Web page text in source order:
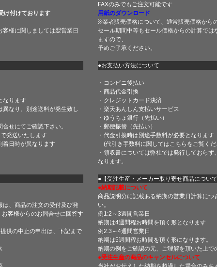
付けております
様に関しましては翌営業日
FAXのみでもご注文可能です
用紙のダウンロード
※業者販売価格について、通常販売価格から
セール期間中等もセール価格からの計算で
ますので、
予めご了承ください。
●お支払い方法について
なります
なり、別途送料が発生致し
せにてご確認下さい。
発送いたします
着日時が異なります
・コンビニ後払い
・商品代金引換
・クレジットカード決済
・楽天あんしん支払いサービス
・ゆうちょ銀行（先払い）
・郵便振替（先払い）
・代金引換時は別途手数料が必要となります
(代引き手数料に関してはこちら をご覧く
・領収書については弊社では発行しておら
なります。
●【受注生産・メーカー取り寄せ商品につい
、商品の注文の受付及び発
客様からのお問合せに回答す
供の中止の申出は、下記まで
●納期記載について
商品説明分に記載ある納期の営業日計算に
い。
例1:2～3週間営業日
納期は4週間程お時間を頂く形となります
例2:3～4週間営業日
納期は5週間程お時間を頂く形になります。
納期の例をご確認の元、ご理解を頂いた上で
●受注生産の商品のキャンセルについて